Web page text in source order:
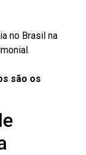
no Brasil na
são os